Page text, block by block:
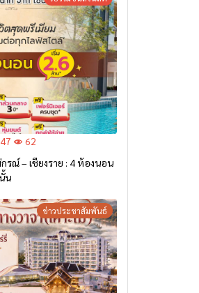
62
ณ์ – เชียงราย : 4 ห้องนอน
น
ข่าวประชาสัมพันธ์